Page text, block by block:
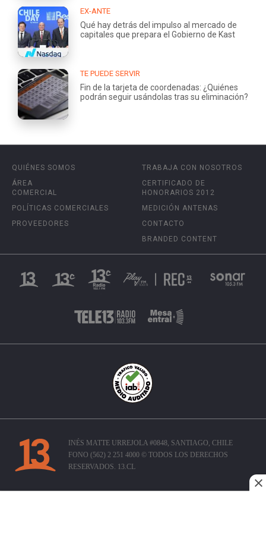
EX-ANTE
Qué hay detrás del impulso al mercado de
capitales que prepara el Gobierno de Kast
TE PUEDE SERVIR
Fin de la tarjeta de coordenadas: ¿Quiénes
podrán seguir usándolas tras su eliminación?
QUIÉNES SOMOS
ÁREA
COMERCIAL
POLÍTICAS COMERCIALES
PROVEEDORES
TRABAJA CON NOSOTROS
CERTIFICADO DE
HONORARIOS 2012
MEDICIÓN ANTENAS
CONTACTO
BRANDED CONTENT
INÉS MATTE URREJOLA #0848, SANTIAGO, CHILE
FONO (562) 2 251 4000 © TODOS LOS DERECHOS
RESERVADOS. 13.CL